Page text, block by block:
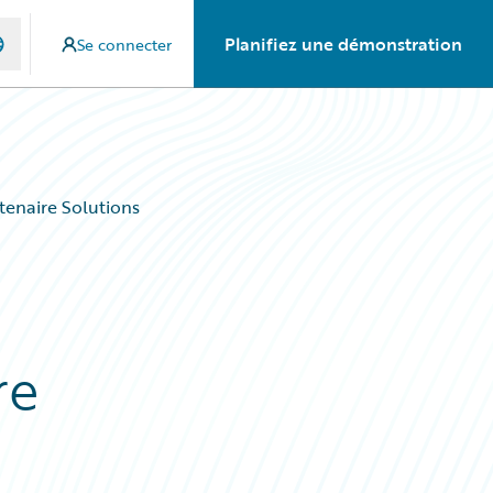
Se connecter Planifiez une démonstration
Solutions